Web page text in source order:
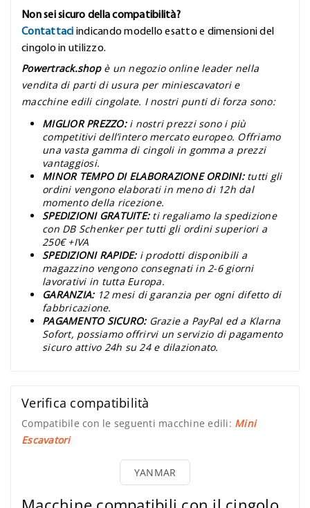
Non sei sicuro della compatibilità?
Contattaci indicando modello esatto e dimensioni del
cingolo in utilizzo.
Powertrack.shop è un negozio online leader nella
vendita di parti di usura per miniescavatori e
macchine edili cingolate. I nostri punti di forza sono:
MIGLIOR PREZZO: i nostri prezzi sono i più
competitivi dell’intero mercato europeo. Offriamo
una vasta gamma di cingoli in gomma a prezzi
vantaggiosi.
MINOR TEMPO DI ELABORAZIONE ORDINI: tutti gli
ordini vengono elaborati in meno di 12h dal
momento della ricezione.
SPEDIZIONI GRATUITE: ti regaliamo la spedizione
con DB Schenker per tutti gli ordini superiori a
250€ +IVA
SPEDIZIONI RAPIDE: i prodotti disponibili a
magazzino vengono consegnati in 2-6 giorni
lavorativi in tutta Europa.
GARANZIA: 12 mesi di garanzia per ogni difetto di
fabbricazione.
PAGAMENTO SICURO: Grazie a PayPal ed a Klarna
Sofort, possiamo offrirvi un servizio di pagamento
sicuro attivo 24h su 24 e dilazionato.
Verifica compatibilità
Compatibile con le seguenti macchine edili: Mini
Escavatori
YANMAR